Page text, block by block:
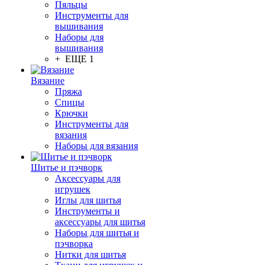
Пяльцы
Инструменты для
вышивания
Наборы для
вышивания
+ ЕЩЕ 1
Вязание
Пряжа
Спицы
Крючки
Инструменты для
вязания
Наборы для вязания
Шитье и пэчворк
Аксессуары для
игрушек
Иглы для шитья
Инструменты и
аксессуары для шитья
Наборы для шитья и
пэчворка
Нитки для шитья